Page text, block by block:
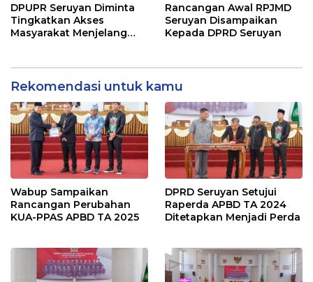
DPUPR Seruyan Diminta
Tingkatkan Akses
Masyarakat Menjelang
Rancangan Awal RPJMD
Seruyan Disampaikan
Kepada DPRD Seruyan
Rekomendasi untuk kamu
Wabup Sampaikan
Rancangan Perubahan
KUA-PPAS APBD TA 2025
DPRD Seruyan Setujui
Raperda APBD TA 2024
Ditetapkan Menjadi Perda